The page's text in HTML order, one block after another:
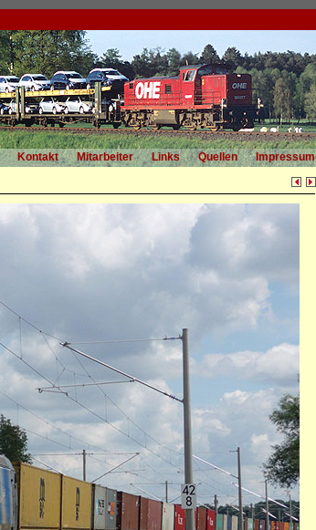
Kontakt Mitarbeiter Links Quellen
Impressum